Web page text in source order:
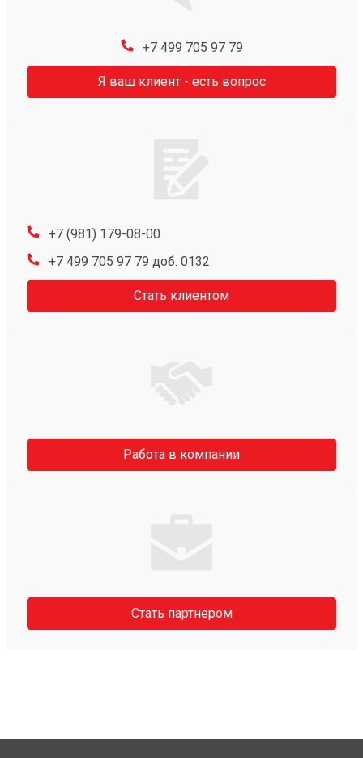
+7 499 705 97 79
Я ваш клиент - есть вопрос
+7 (981) 179-08-00
+7 499 705 97 79 доб. 0132
Стать клиентом
Работа в компании
Стать партнером